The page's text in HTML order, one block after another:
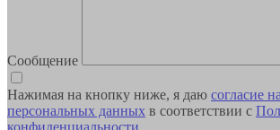
Сообщение
Нажимая на кнопку ниже, я даю согласие
персональных данных в соответствии с